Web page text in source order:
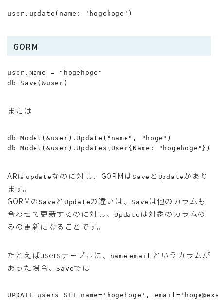
user.update(name: 'hogehoge')
GORM
user.Name = "hogehoge"
db.Save(&user)
または
db.Model(&user).Update("name", "hoge")
db.Model(&user).Updates(User{Name: "hogehoge"})
ARは update なのに対し、GORMは Save と Update があり
ます。
GORMの Save と Updateの違いは、 Save は他のカラムも
合わせて更新するのに対し、
Update は対象のカラムの
みの更新になることです。
たとえばusersテーブルに、 name email というカラムが
あった場合、
Save では
UPDATE users SET name='hogehoge',